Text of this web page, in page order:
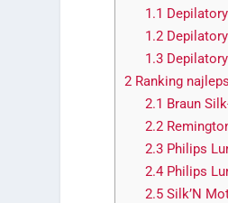
1.1
1.2
1.3
2 Ranking
2.1 Braun
2.2
2.3 Philips
2.4 Philips
2.5 Silk’N